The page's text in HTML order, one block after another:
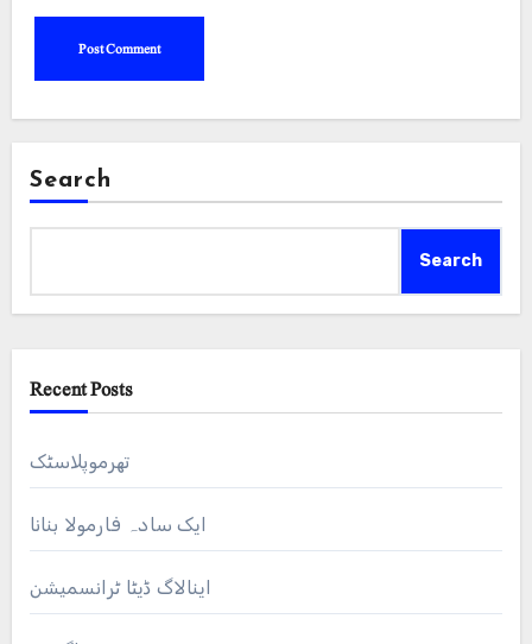
Search
Search
Recent Posts
تھرموپلاسٹک
ایک سادہ فارمولا بنانا
اینالاگ ڈیٹا ٹرانسمیشن